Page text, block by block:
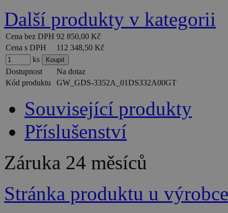
Další produkty v kategorii
Cena bez DPH 92 850,00 Kč
Cena s DPH
112 348,50 Kč
ks
Dostupnost
Na dotaz
Kód produktu
GW_GDS-3352A_01DS332A00GT
Související produkty
Příslušenství
Záruka 24 měsíců
Stránka produktu u výrobce